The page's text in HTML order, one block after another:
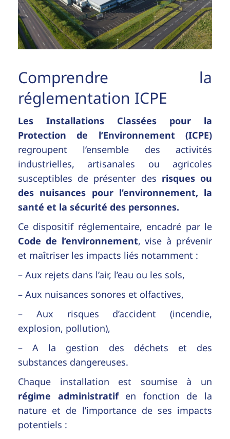
Comprendre la
réglementation ICPE
Les Installations Classées pour la
Protection de l’Environnement (ICPE)
regroupent l’ensemble des activités
industrielles, artisanales ou agricoles
susceptibles de présenter des risques ou
des nuisances pour l’environnement, la
santé et la sécurité des personnes.
Ce dispositif réglementaire, encadré par le
Code de l’environnement, vise à prévenir
et maîtriser les impacts liés notamment :
– Aux rejets dans l’air, l’eau ou les sols,
– Aux nuisances sonores et olfactives,
– Aux risques d’accident (incendie,
explosion, pollution),
– A la gestion des déchets et des
substances dangereuses.
Chaque installation est soumise à un
régime administratifen fonction de la
nature et de l’importance de ses impacts
potentiels :